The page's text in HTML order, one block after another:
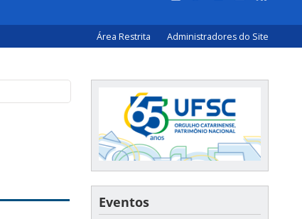
Área Restrita Administradores do Site
Eventos